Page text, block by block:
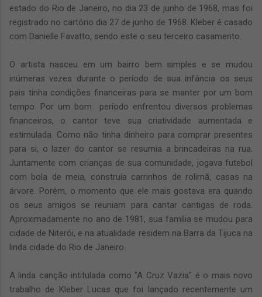
estado do Rio de Janeiro, no dia 23 de junho de 1968, mas foi
registrado no cartório dia 27 de junho de 1968. Kleber é casado
com Danielle Favatto, sendo este o seu terceiro casamento.
O artista nasceu em um bairro bem simples e se mudou
inúmeras vezes durante o período de sua infância os seus
pais tinha condições financeiras para se manter por um bom
tempo. Por um bom período enfrentou diversos problemas
financeiros, o cantor teve sua criatividade aumentada e
estimulada. Como não tinha dinheiro para comprar presentes
para si, o lazer do cantor se resumia a brincadeiras na rua.
Juntamente com crianças de sua comunidade, jogava futebol
com bola de meia, construía carrinhos de rolimã, casas na
árvore. Porém, o momento que ele mais gostava era quando
os seus amigos se reuniam para cantar cantigas de roda.
Aproximadamente no ano de 1981, sua família se mudou para
cidade de Niterói, e na atualidade residem na Barra da Tijuca na
linda cidade do Rio de Janeiro.
A linda canção intitulada como "A Cruz Vazia" é o mais novo
trabalho de Kleber Lucas que foi lançado recentemente um